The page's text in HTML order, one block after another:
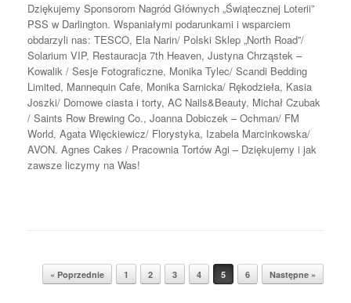
Dziękujemy Sponsorom Nagród Głównych „Świątecznej Loterii”
PSS w Darlington. Wspaniałymi podarunkami i wsparciem
obdarzyli nas: TESCO, Ela Narin/ Polski Sklep „North Road”/
Solarium VIP, Restauracja 7th Heaven, Justyna Chrząstek –
Kowalik / Sesje Fotograficzne, Monika Tylec/ Scandi Bedding
Limited, Mannequin Cafe, Monika Sarnicka/ Rękodzieła, Kasia
Joszki/ Domowe ciasta i torty, AC Nails&Beauty, Michał Czubak
/ Saints Row Brewing Co., Joanna Dobiczek – Ochman/ FM
World, Agata Więckiewicz/ Florystyka, Izabela Marcinkowska/
AVON. Agnes Cakes / Pracownia Tortów Agi – Dziękujemy i jak
zawsze liczymy na Was!
Post navigation
« Poprzednie 1 2 3 4 5 6 Następne »